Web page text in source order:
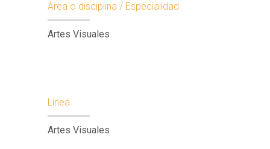
Área o disciplina / Especialidad
Artes Visuales
Línea
Artes Visuales